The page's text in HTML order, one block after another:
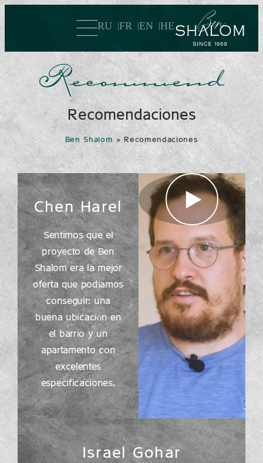
RU FR EN HE
Ben Shalom »Recomendaciones
Recommend
Recomendaciones
Chen Harel
Sentimos que el
proyecto de Ben
Shalom era la mejor
oferta que podíamos
conseguir: una
buena ubicación en
el barrio y un
apartamento con
excelentes
especificaciones.
Israel Gohar